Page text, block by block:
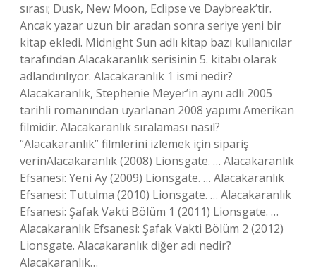
sırası; Dusk, New Moon, Eclipse ve Daybreak’tir.
Ancak yazar uzun bir aradan sonra seriye yeni bir
kitap ekledi. Midnight Sun adlı kitap bazı kullanıcılar
tarafından Alacakaranlık serisinin 5. kitabı olarak
adlandırılıyor. Alacakaranlık 1 ismi nedir?
Alacakaranlık, Stephenie Meyer’in aynı adlı 2005
tarihli romanından uyarlanan 2008 yapımı Amerikan
filmidir. Alacakaranlık sıralaması nasıl?
“Alacakaranlık” filmlerini izlemek için sipariş
verinAlacakaranlık (2008) Lionsgate. … Alacakaranlık
Efsanesi: Yeni Ay (2009) Lionsgate. … Alacakaranlık
Efsanesi: Tutulma (2010) Lionsgate. … Alacakaranlık
Efsanesi: Şafak Vakti Bölüm 1 (2011) Lionsgate. …
Alacakaranlık Efsanesi: Şafak Vakti Bölüm 2 (2012)
Lionsgate. Alacakaranlık diğer adı nedir?
Alacakaranlık…